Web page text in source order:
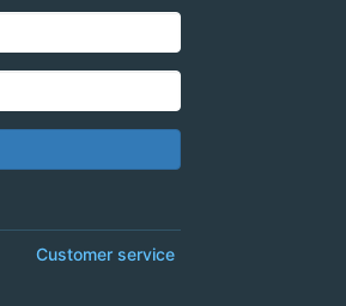
Customer service